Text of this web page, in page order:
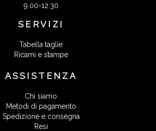
9.00-12.30
SERVIZI
Tabella taglie
Ricami e stampe
ASSISTENZA
Chi siamo
Metodi di pagamento
Spedizione e consegna
Resi